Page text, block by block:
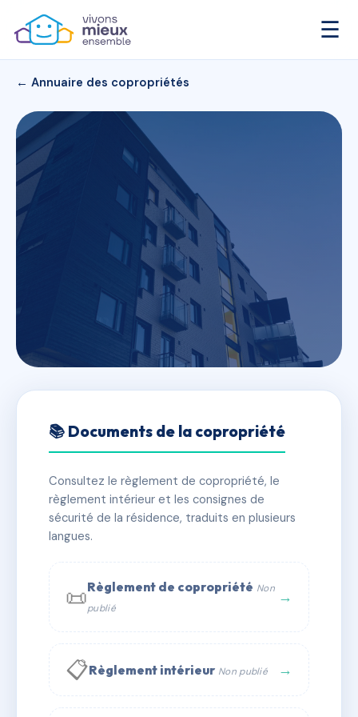
☰
← Annuaire des copropriétés
CHALET LES 4 SAISONS
✓ Immatriculée 🏠 34 lots 🏗 1 bâtiment(s)
📞 Contacter Syndic Digital
📚 Documents de la copropriété
Consultez le règlement de copropriété, le
règlement intérieur et les consignes de
sécurité de la résidence, traduits en plusieurs
langues.
📜Règlement de copropriété Non
publié
→
📋Règlement intérieur Non publié →